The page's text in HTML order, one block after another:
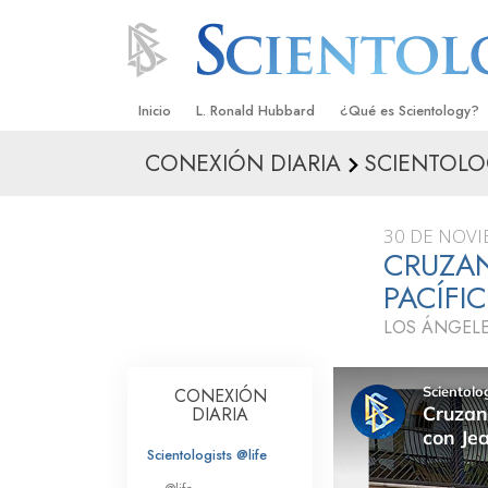
Inicio L. Ronald Hubbard ¿Qué es Scientology?
Creencias y Prácticas
Qué dicen los
Scientology
Conoce a un
Los Principios
Una Introducción a
CONEXIÓN DIARIA
30 DE
LOS
CONEXIÓN
DIARIA
Scientologists @life